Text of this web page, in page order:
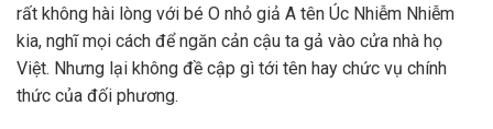
rất không hài lòng với bé O nhỏ giả A tên Úc Nhiễm Nhiễm
kia, nghĩ mọi cách để ngăn cản cậu ta gả vào cửa nhà họ
Việt. Nhưng lại không đề cập gì tới tên hay chức vụ chính
thức của đối phương.